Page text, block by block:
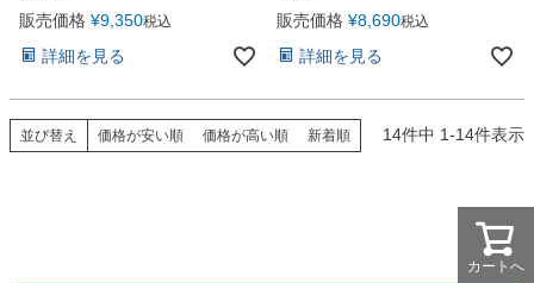
販売価格 ¥9,350税込
詳細を見る
販売価格 ¥8,690税込
詳細を見る
並び替え 価格が安い順 価格が高い順 新着順 14件中 1-14件表示
カートへ